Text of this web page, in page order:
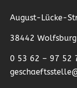
August-Lücke-
38442 Wolfsburg
0 53 62 – 97 52